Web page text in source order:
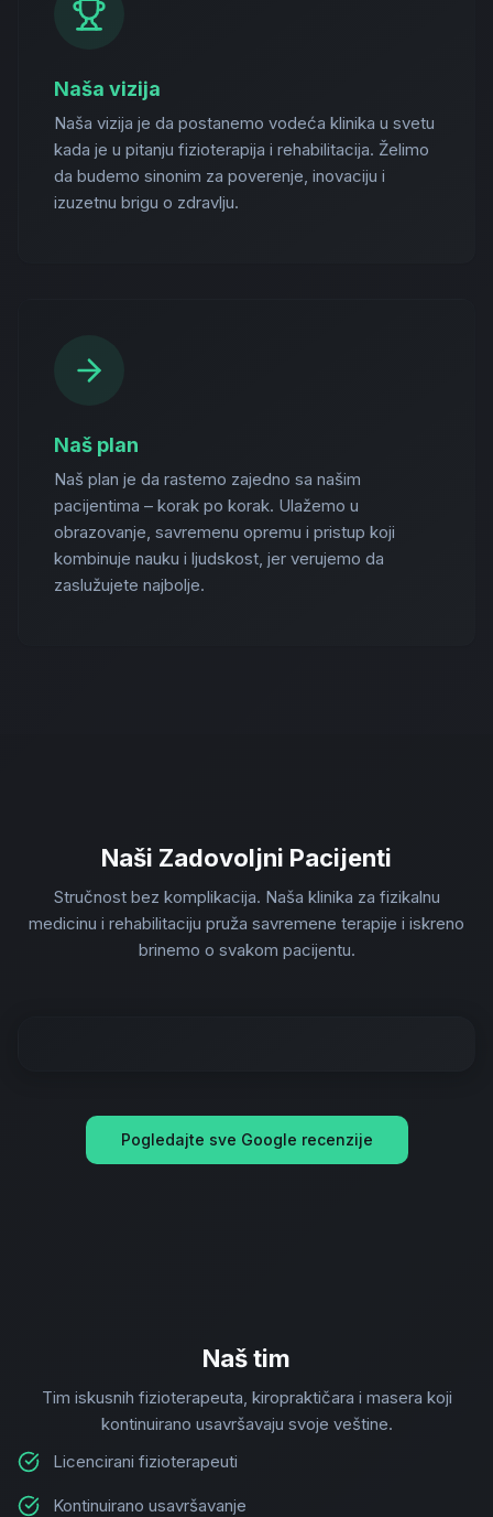
Naša vizija
Naša vizija je da postanemo vodeća klinika u svetu
kada je u pitanju fizioterapija i rehabilitacija. Želimo
da budemo sinonim za poverenje, inovaciju i
izuzetnu brigu o zdravlju.
Naš plan
Naš plan je da rastemo zajedno sa našim
pacijentima – korak po korak. Ulažemo u
obrazovanje, savremenu opremu i pristup koji
kombinuje nauku i ljudskost, jer verujemo da
zaslužujete najbolje.
Naši Zadovoljni Pacijenti
Stručnost bez komplikacija. Naša klinika za fizikalnu
medicinu i rehabilitaciju pruža savremene terapije i iskreno
brinemo o svakom pacijentu.
Pogledajte sve Google recenzije
Naš tim
Tim iskusnih fizioterapeuta, kiropraktičara i masera koji
kontinuirano usavršavaju svoje veštine.
Licencirani fizioterapeuti
Kontinuirano usavršavanje